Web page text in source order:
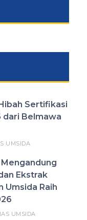
Sertifikasi
dari Belmawa
UMSIDA
Ekstrak
Umsida Raih
UMSIDA